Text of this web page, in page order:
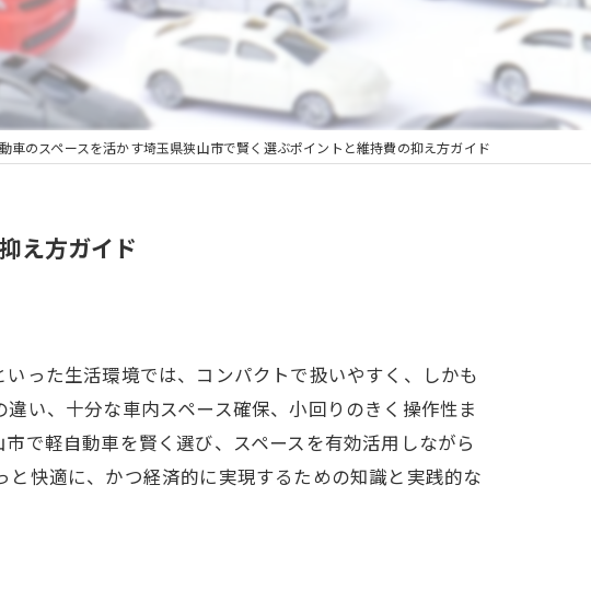
車検
買取
車のスペースを活かす埼玉県狭山市で賢く選ぶポイントと維持費の抑え方ガイド
え方ガイド
った生活環境では、コンパクトで扱いやすく、しかも
い、十分な車内スペース確保、小回りのきく操作性ま
で軽自動車を賢く選び、スペースを有効活用しながら
快適に、かつ経済的に実現するための知識と実践的な